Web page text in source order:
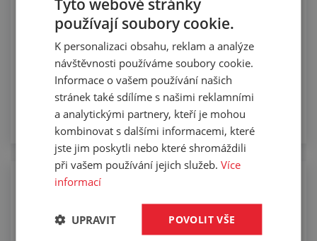
Osazování vzduchotechnických hadic
používají soubory cookie.
K personalizaci obsahu, reklam a analýze
návštěvnosti používáme soubory cookie.
Informace o vašem používání našich
stránek také sdílíme s našimi reklamními
a analytickými partnery, kteří je mohou
kombinovat s dalšími informacemi, které
jste jim poskytli nebo které shromáždili
při vašem používání jejich služeb.Více
informací
POVOLIT VŠE
UPRAVIT